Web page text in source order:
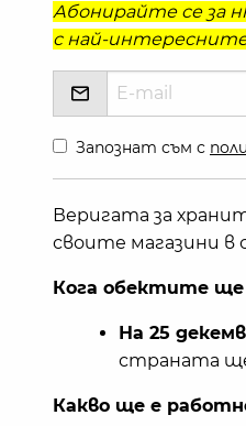
Абонирайте се за
с най-
Запознат съм с
Веригата за
своите магазини в
Кога обектите
На 25
страната
Какво ще е